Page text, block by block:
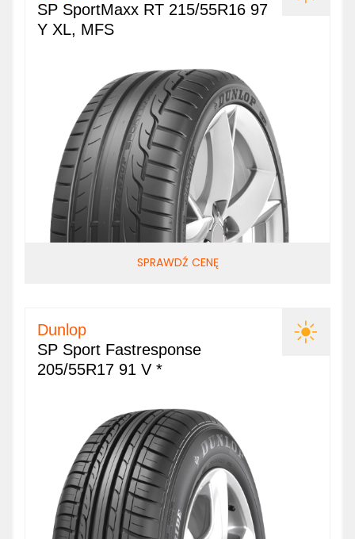
SP SportMaxx RT 215/55R16 97
Y XL, MFS
SPRAWDŹ CENĘ
Dunlop
SP Sport Fastresponse
205/55R17 91 V *